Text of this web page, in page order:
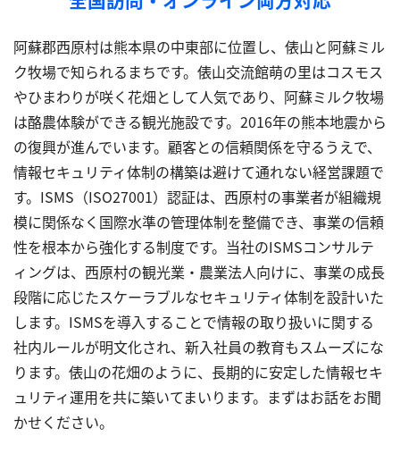
阿蘇郡西原村は熊本県の中東部に位置し、俵山と阿蘇ミル
ク牧場で知られるまちです。俵山交流館萌の里はコスモス
やひまわりが咲く花畑として人気であり、阿蘇ミルク牧場
は酪農体験ができる観光施設です。2016年の熊本地震から
の復興が進んでいます。顧客との信頼関係を守るうえで、
情報セキュリティ体制の構築は避けて通れない経営課題で
す。ISMS（ISO27001）認証は、西原村の事業者が組織規
模に関係なく国際水準の管理体制を整備でき、事業の信頼
性を根本から強化する制度です。当社のISMSコンサルテ
ィングは、西原村の観光業・農業法人向けに、事業の成長
段階に応じたスケーラブルなセキュリティ体制を設計いた
します。ISMSを導入することで情報の取り扱いに関する
社内ルールが明文化され、新入社員の教育もスムーズにな
ります。俵山の花畑のように、長期的に安定した情報セキ
ュリティ運用を共に築いてまいります。まずはお話をお聞
かせください。